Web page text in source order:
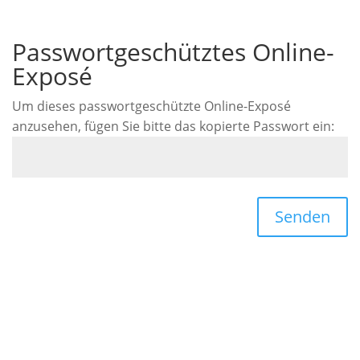
Passwortgeschütztes Online-
Exposé
Um dieses passwortgeschützte Online-Exposé
anzusehen, fügen Sie bitte das kopierte Passwort ein:
Senden